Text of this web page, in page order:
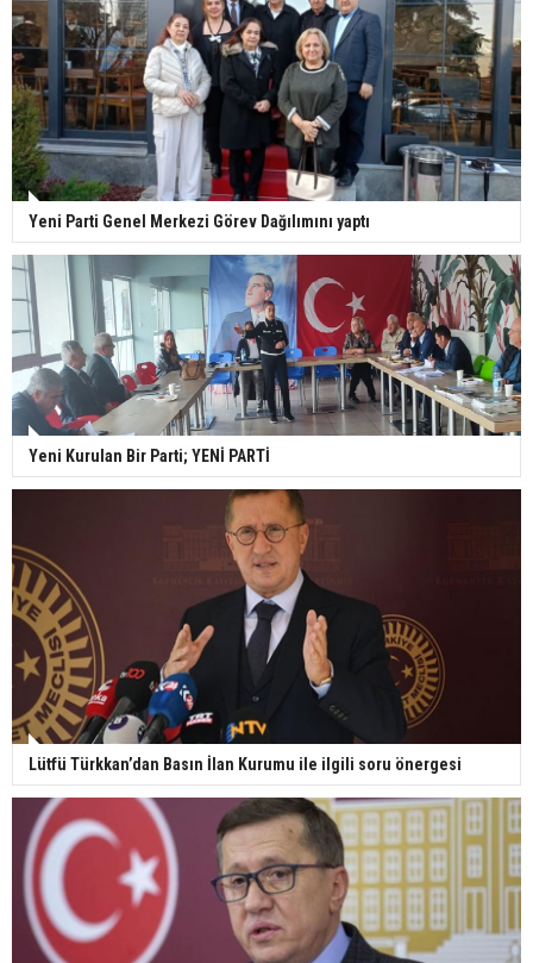
Yeni Parti Genel Merkezi Görev Dağılımını yaptı
Yeni Kurulan Bir Parti; YENİ PARTİ
Lütfü Türkkan’dan Basın İlan Kurumu ile ilgili soru önergesi